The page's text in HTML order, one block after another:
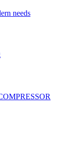
needs
COMPRESSOR